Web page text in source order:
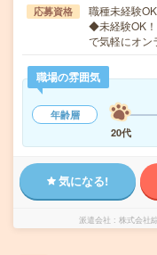
応募資格
職種未経験
◆未経験OK
で気軽にオ
職場の雰囲気
年齢層
20代
気になる!
派遣会社 株式会社